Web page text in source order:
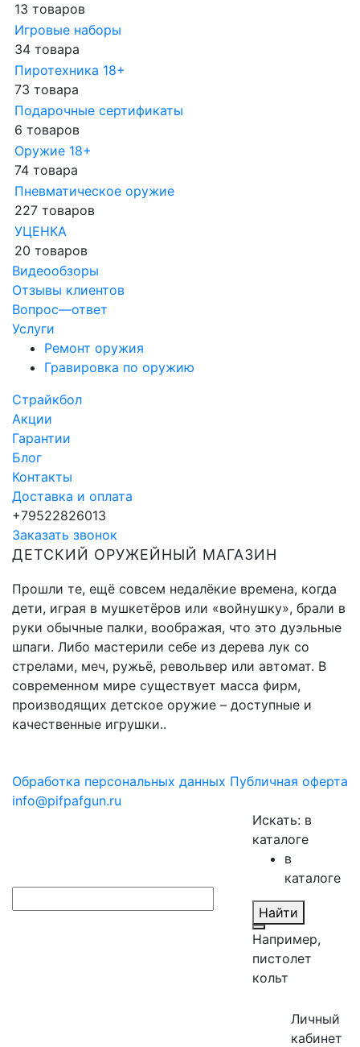
13 товаров
Игровые наборы
34 товара
Пиротехника 18+
73 товара
Подарочные сертификаты
6 товаров
Оружие 18+
74 товара
Пневматическое оружие
227 товаров
УЦЕНКА
20 товаров
Видеообзоры
Отзывы клиентов
Вопрос—ответ
Услуги
Ремонт оружия
Гравировка по оружию
Страйкбол
Акции
Гарантии
Блог
Контакты
Доставка и оплата
+79522826013
Заказать звонок
ДЕТСКИЙ ОРУЖЕЙНЫЙ МАГАЗИН
Прошли те, ещё совсем недалёкие времена, когда
дети, играя в мушкетёров или «войнушку», брали в
руки обычные палки, воображая, что это дуэльные
шпаги. Либо мастерили себе из дерева лук со
стрелами, меч, ружьё, револьвер или автомат. В
современном мире существует масса фирм,
производящих детское оружие – доступные и
качественные игрушки..
Обработка персональных данных Публичная оферта
info@pifpafgun.ru
Искать: в
каталоге
в
каталоге
Найти
Например,
пистолет
кольт
Личный
кабинет